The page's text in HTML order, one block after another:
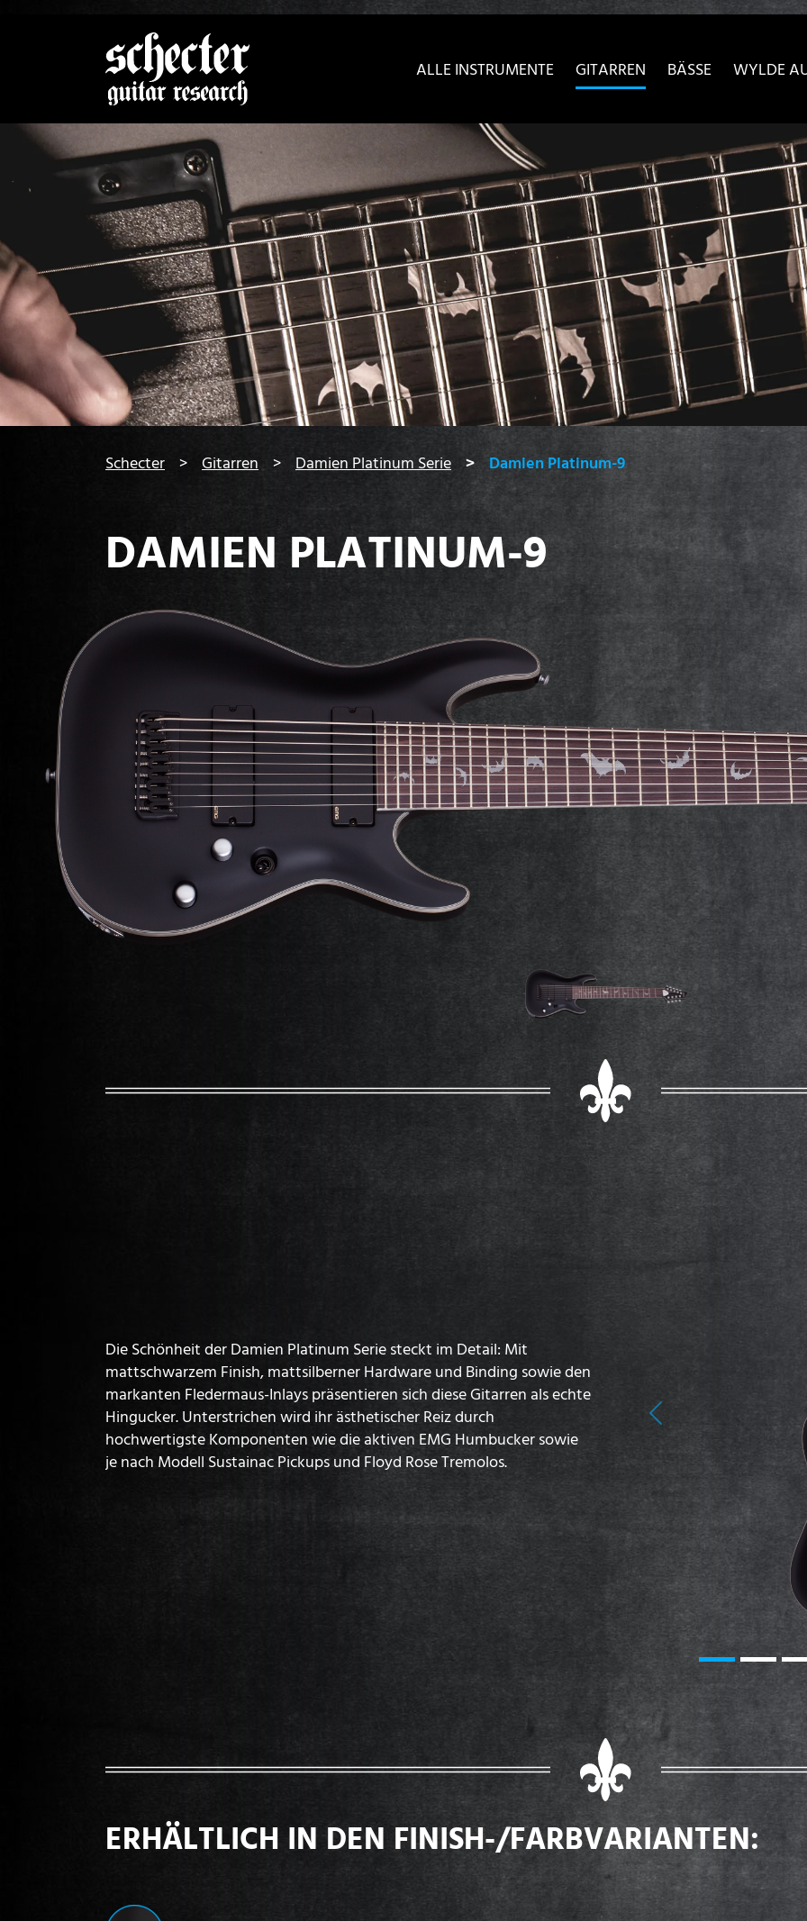
Zeige besser passende Version dieser SeiteDiese Meldung nicht
ALLE INSTRUMENTE GITARREN BÄSSE WYLDE
Schecter Gitarren Damien Platinum Serie Damien Platinum-9
DAMIEN PLATINUM-9
Die Schönheit der Damien Platinum Serie steckt im Detail: Mit
mattschwarzem Finish, mattsilberner Hardware und Binding sowie den
markanten Fledermaus-Inlays präsentieren sich diese Gitarren als echte
Hingucker. Unterstrichen wird ihr ästhetischer Reiz durch
hochwertigste Komponenten wie die aktiven EMG Humbucker sowie
je nach Modell Sustainac Pickups und Floyd Rose Tremolos.
Previous
ERHÄLTLICH IN DEN FINISH-/FARBVARIANTEN: